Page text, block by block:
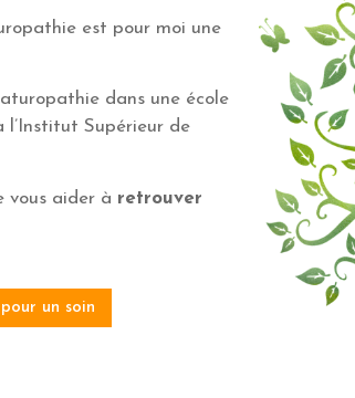
est pour moi une
dans une école
Supérieur de
vous aider à retrouver
un soin